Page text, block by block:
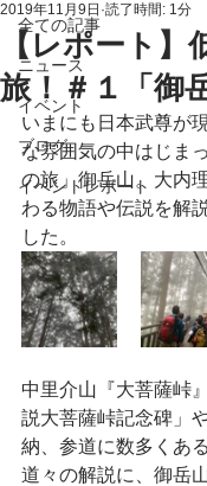
全ての記事
ニュース
イベント
ブログ
イベントレポート
【レポート】
旅！＃１「御
2019年11月9日 読了時間: 1分
いまにも日本武尊が
な雰囲気の中はじま
の旅」御岳山。大内
わる物語や伝説を解
した。
中里介山『大菩薩峠
説大菩薩峠記念碑」
納、参道に数多くあ
道々の解説に、御岳